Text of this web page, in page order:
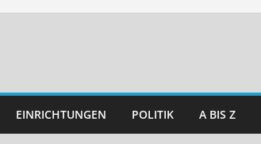
EINRICHTUNGEN POLITIK A BIS Z